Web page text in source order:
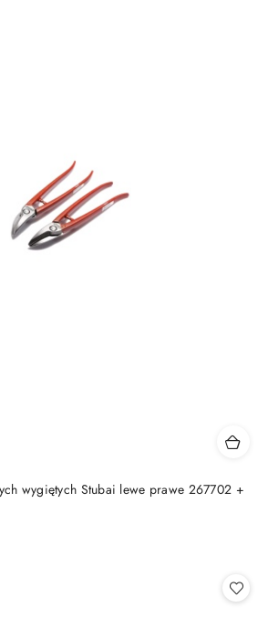
wygiętych Stubai lewe prawe 267702 +